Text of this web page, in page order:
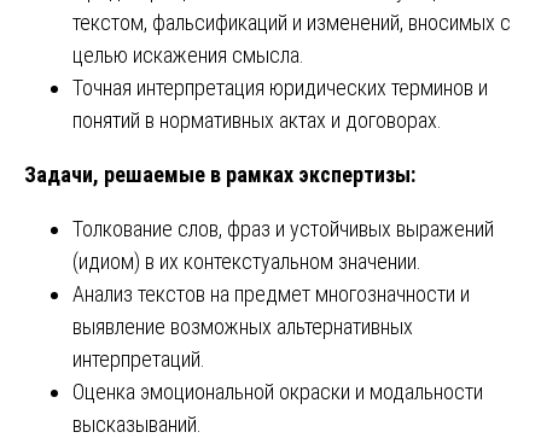
текстом, фальсификаций и изменений, вносимых с
целью искажения смысла.
Точная интерпретация юридических терминов и
понятий в нормативных актах и договорах.
Задачи, решаемые в рамках экспертизы:
Толкование слов, фраз и устойчивых выражений
(идиом) в их контекстуальном значении.
Анализ текстов на предмет многозначности и
выявление возможных альтернативных
интерпретаций.
Оценка эмоциональной окраски и модальности
высказываний.